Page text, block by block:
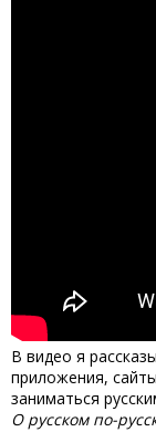
В видео я
приложения,
заниматься
О русском по-